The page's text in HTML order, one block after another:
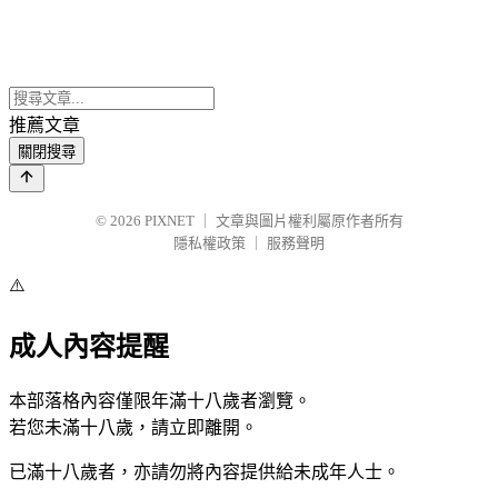
推薦文章
關閉搜尋
© 2026 PIXNET
文章與圖片權利屬原作者所有
隱私權政策
服務聲明
⚠️
成人內容提醒
本部落格內容僅限年滿十八歲者瀏覽。
若您未滿十八歲，請立即離開。
已滿十八歲者，亦請勿將內容提供給未成年人士。